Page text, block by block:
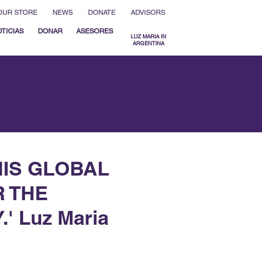
STORE NEWS DONATE ADVISORS
DONAR ASESORES
LUZ MARIA IN
ARGENTINA
GLOBAL
THE
Luz Maria